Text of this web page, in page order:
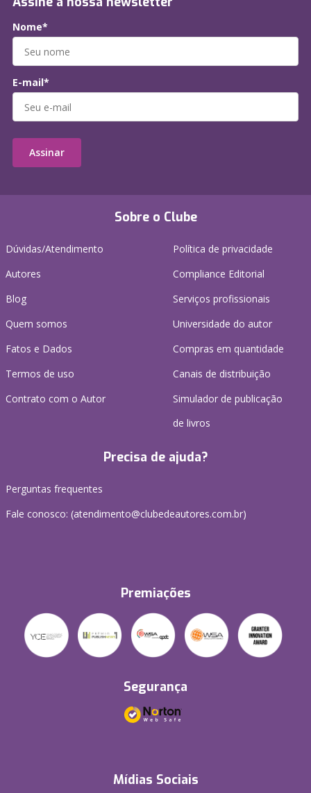
Sobre o Clube
Dúvidas/Atendimento
Autores
Blog
Quem somos
Fatos e Dados
Termos de uso
Contrato com o Autor
Política de privacidade
Compliance Editorial
Serviços profissionais
Universidade do autor
Compras em quantidade
Canais de distribuição
Simulador de publicação
de livros
Precisa de ajuda?
Perguntas frequentes
Fale conosco: (atendimento@clubedeautores.com.br)
Premiações
Segurança
Mídias Sociais
Nome*
E-mail*
Assinar